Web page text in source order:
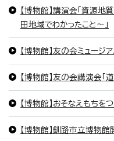
【博物館】講演会「資源
田地域でわかったこと〜」
【博物館】友の会ミュージ
【博物館】友の会講演会「
【博物館】おそなえもち
【博物館】釧路市立博物